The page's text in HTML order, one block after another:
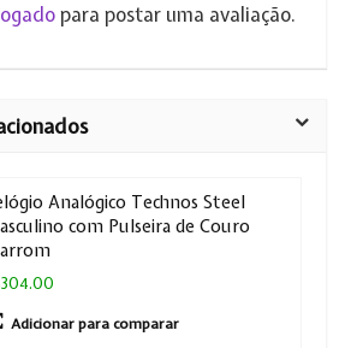
para postar uma avaliação.
Analógico Technos Steel
com Pulseira de Couro
Adicionar para comparar